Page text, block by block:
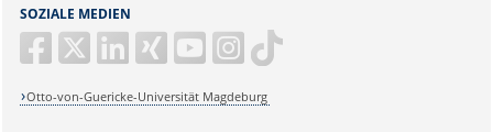
SOZIALE MEDIEN
Otto-von-Guericke-Universität Magdeburg